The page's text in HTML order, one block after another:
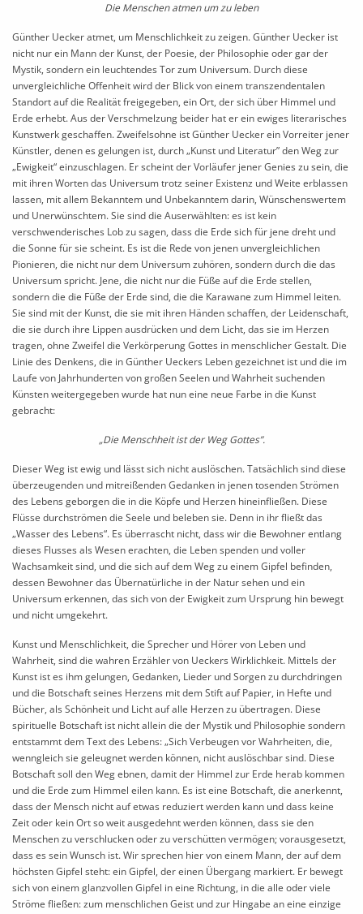
Die Menschen atmen um zu leben
Günther Uecker atmet, um Menschlichkeit zu zeigen. Günther Uecker ist
nicht nur ein Mann der Kunst, der Poesie, der Philosophie oder gar der
Mystik, sondern ein leuchtendes Tor zum Universum. Durch diese
unvergleichliche Offenheit wird der Blick von einem transzendentalen
Standort auf die Realität freigegeben, ein Ort, der sich über Himmel und
Erde erhebt. Aus der Verschmelzung beider hat er ein ewiges literarisches
Kunstwerk geschaffen. Zweifelsohne ist Günther Uecker ein Vorreiter jener
Künstler, denen es gelungen ist, durch „Kunst und Literatur” den Weg zur
„Ewigkeit“ einzuschlagen. Er scheint der Vorläufer jener Genies zu sein, die
mit ihren Worten das Universum trotz seiner Existenz und Weite erblassen
lassen, mit allem Bekanntem und Unbekanntem darin, Wünschenswertem
und Unerwünschtem. Sie sind die Auserwählten: es ist kein
verschwenderisches Lob zu sagen, dass die Erde sich für jene dreht und
die Sonne für sie scheint. Es ist die Rede von jenen unvergleichlichen
Pionieren, die nicht nur dem Universum zuhören, sondern durch die das
Universum spricht. Jene, die nicht nur die Füße auf die Erde stellen,
sondern die die Füße der Erde sind, die die Karawane zum Himmel leiten.
Sie sind mit der Kunst, die sie mit ihren Händen schaffen, der Leidenschaft,
die sie durch ihre Lippen ausdrücken und dem Licht, das sie im Herzen
tragen, ohne Zweifel die Verkörperung Gottes in menschlicher Gestalt. Die
Linie des Denkens, die in Günther Ueckers Leben gezeichnet ist und die im
Laufe von Jahrhunderten von großen Seelen und Wahrheit suchenden
Künsten weitergegeben wurde hat nun eine neue Farbe in die Kunst
gebracht:
„Die Menschheit ist der Weg Gottes”.
Dieser Weg ist ewig und lässt sich nicht auslöschen. Tatsächlich sind diese
überzeugenden und mitreißenden Gedanken in jenen tosenden Strömen
des Lebens geborgen die in die Köpfe und Herzen hineinfließen. Diese
Flüsse durchströmen die Seele und beleben sie. Denn in ihr fließt das
„Wasser des Lebens“. Es überrascht nicht, dass wir die Bewohner entlang
dieses Flusses als Wesen erachten, die Leben spenden und voller
Wachsamkeit sind, und die sich auf dem Weg zu einem Gipfel befinden,
dessen Bewohner das Übernatürliche in der Natur sehen und ein
Universum erkennen, das sich von der Ewigkeit zum Ursprung hin bewegt
und nicht umgekehrt.
Kunst und Menschlichkeit, die Sprecher und Hörer von Leben und
Wahrheit, sind die wahren Erzähler von Ueckers Wirklichkeit. Mittels der
Kunst ist es ihm gelungen, Gedanken, Lieder und Sorgen zu durchdringen
und die Botschaft seines Herzens mit dem Stift auf Papier, in Hefte und
Bücher, als Schönheit und Licht auf alle Herzen zu übertragen. Diese
spirituelle Botschaft ist nicht allein die der Mystik und Philosophie sondern
entstammt dem Text des Lebens: „Sich Verbeugen vor Wahrheiten, die,
wenngleich sie geleugnet werden können, nicht auslöschbar sind. Diese
Botschaft soll den Weg ebnen, damit der Himmel zur Erde herab kommen
und die Erde zum Himmel eilen kann. Es ist eine Botschaft, die anerkennt,
dass der Mensch nicht auf etwas reduziert werden kann und dass keine
Zeit oder kein Ort so weit ausgedehnt werden können, dass sie den
Menschen zu verschlucken oder zu verschütten vermögen; vorausgesetzt,
dass es sein Wunsch ist. Wir sprechen hier von einem Mann, der auf dem
höchsten Gipfel steht: ein Gipfel, der einen Übergang markiert. Er bewegt
sich von einem glanzvollen Gipfel in eine Richtung, in die alle oder viele
Ströme fließen: zum menschlichen Geist und zur Hingabe an eine einzige